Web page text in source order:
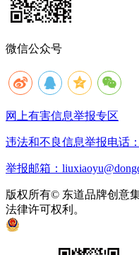
微信公众号
网上有害信息举报专区
违法和不良信息举报电话
举报邮箱：
版权所有© 东道品牌创意
法律许可权利。